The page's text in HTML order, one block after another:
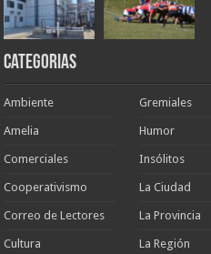
Categorias
Ambiente
Amelia
Comerciales
Cooperativismo
Correo de Lectores
Cultura
Gremiales
Humor
Insólitos
La Ciudad
La Provincia
La Región